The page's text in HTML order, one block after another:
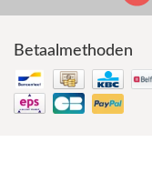
Betaalmethoden